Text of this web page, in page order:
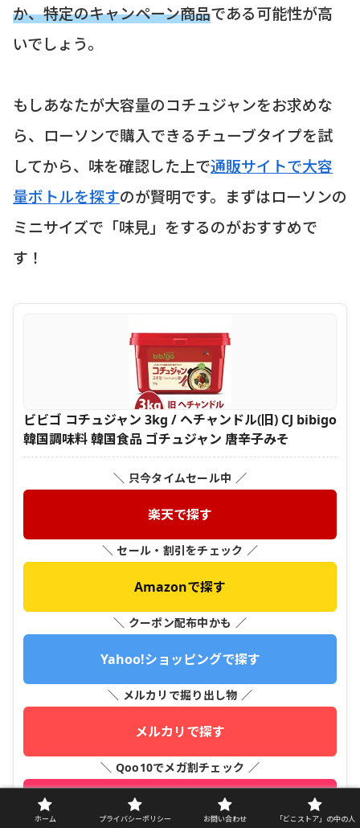
か、特定のキャンペーン商品である可能性が高
いでしょう。
もしあなたが大容量のコチュジャンをお求めな
ら、ローソンで購入できるチューブタイプを試
してから、味を確認した上で通販サイトで大容
量ボトルを探すのが賢明です。まずはローソンの
ミニサイズで「味見」をするのがおすすめで
す！
ビビゴ コチュジャン 3kg / ヘチャンドル(旧) CJ bibigo
韓国調味料 韓国食品 ゴチュジャン 唐辛子みそ
＼ 只今タイムセール中 ／
楽天で探す
＼ セール・割引をチェック ／
Amazonで探す
＼ クーポン配布中かも ／
Yahoo!ショッピングで探す
＼ メルカリで掘り出し物 ／
メルカリで探す
＼ Qoo10でメガ割チェック ／
Qoo10で探す
ホーム プライバシーポリシー お問い合わせ 「どこストア」の中の人